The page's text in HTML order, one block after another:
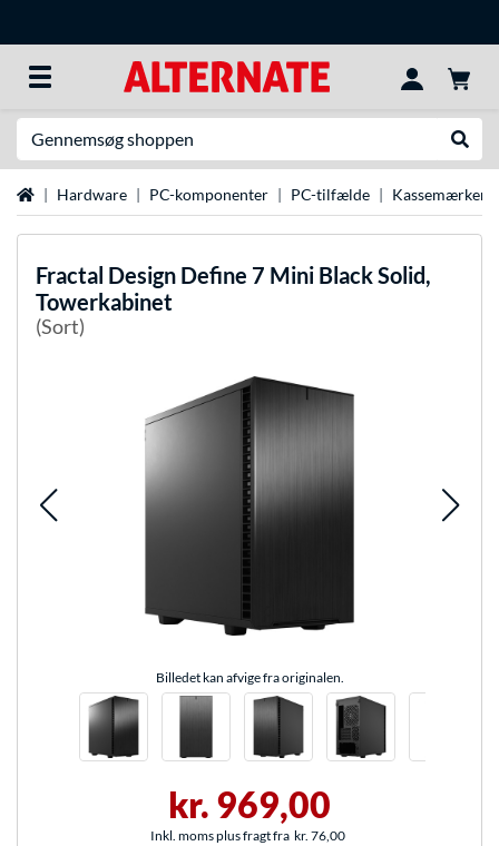
StartsideHardware PC-komponenter PC-tilfælde Kassemærker
Fractal Design Define 7 Mini Black Solid,
Towerkabinet
(Sort)
Billedet kan afvige fra originalen.
kr. 969,00
Inkl. moms plus fragt fra kr. 76,00